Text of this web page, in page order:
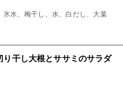
氷水、梅干し、水、白だし、大葉
り干し大根とササミのサラダ